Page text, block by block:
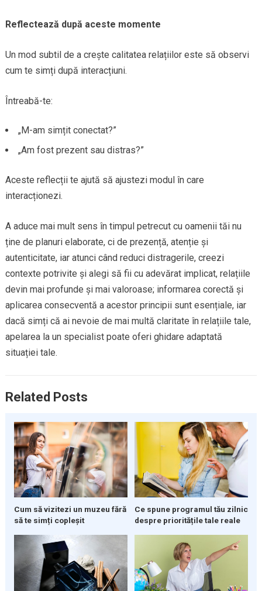
Reflectează după aceste momente
Un mod subtil de a crește calitatea relațiilor este să observi
cum te simți după interacțiuni.
Întreabă-te:
„M-am simțit conectat?”
„Am fost prezent sau distras?”
Aceste reflecții te ajută să ajustezi modul în care
interacționezi.
A aduce mai mult sens în timpul petrecut cu oamenii tăi nu
ține de planuri elaborate, ci de prezență, atenție și
autenticitate, iar atunci când reduci distragerile, creezi
contexte potrivite și alegi să fii cu adevărat implicat, relațiile
devin mai profunde și mai valoroase; informarea corectă și
aplicarea consecventă a acestor principii sunt esențiale, iar
dacă simți că ai nevoie de mai multă claritate în relațiile tale,
apelarea la un specialist poate oferi ghidare adaptată
situației tale.
Related Posts
Cum să vizitezi un muzeu fără
să te simți copleșit
Ce spune programul tău zilnic
despre prioritățile tale reale